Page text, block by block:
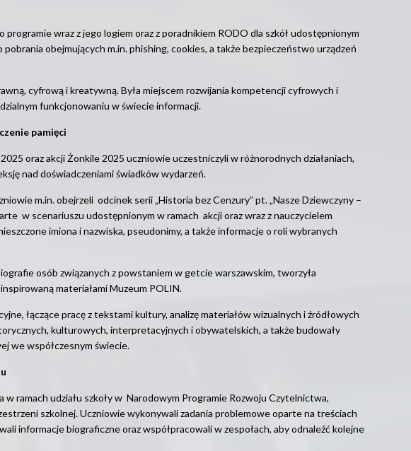
wraz z jego logiem oraz z poradnikiem RODO dla szkół udostępnionym
obejmujących m.in. phishing, cookies, a także bezpieczeństwo urządzeń
cyfrową i kreatywną. Była miejscem rozwijania kompetencji cyfrowych i
funkcjonowaniu w świecie informacji.
pamięci
oraz akcji Żonkile 2025 uczniowie uczestniczyli w różnorodnych działaniach,
nad doświadczeniami świadków wydarzeń.
m.in. obejrzeli odcinek serii „Historia bez Cenzury” pt. „Nasze Dziewczyny –
w scenariuszu udostępnionym w ramach akcji oraz wraz z nauczycielem
imiona i nazwiska, pseudonimy, a także informacje o roli wybranych
osób związanych z powstaniem w getcie warszawskim, tworzyła
materiałami Muzeum POLIN.
łączące pracę z tekstami kultury, analizę materiałów wizualnych i źródłowych
kulturowych, interpretacyjnych i obywatelskich, a także budowały
we współczesnym świecie.
w ramach udziału szkoły w Narodowym Programie Rozwoju Czytelnictwa,
szkolnej. Uczniowie wykonywali zadania problemowe oparte na treściach
informacje biograficzne oraz współpracowali w zespołach, aby odnaleźć kolejne